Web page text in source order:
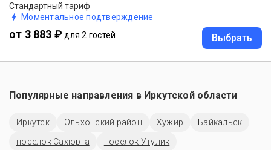
Стандартный тариф
Моментальное подтверждение
от 3 883 ₽ для 2 гостей Выбрать
Популярные направления в Иркутской области
Иркутск Ольхонский район Хужир
Байкальск
поселок Сахюрта
поселок Утулик